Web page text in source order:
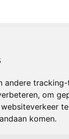
andere
om
komen.
is daarbij
van de M